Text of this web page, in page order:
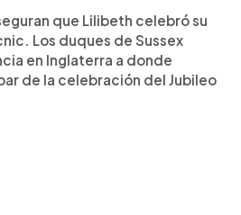
que Lilibeth celebró su
Los duques de Sussex
en Inglaterra a donde
de la celebración del Jubileo